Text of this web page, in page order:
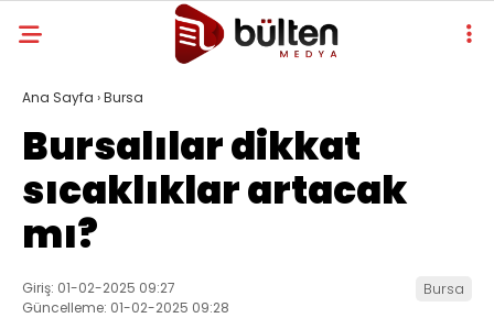
Ana Sayfa ›Bursa
Bursalılar dikkat
sıcaklıklar artacak
mı?
Giriş: 01-02-2025 09:27
Güncelleme: 01-02-2025 09:28
Bursa